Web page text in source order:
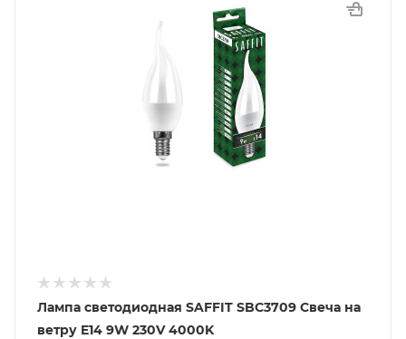
Лампа светодиодная SAFFIT SBC3709 Свеча на
ветру E14 9W 230V 4000K